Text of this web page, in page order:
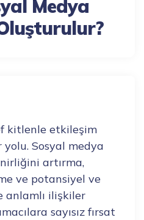
Medya
kitlenle etkileşim
Sosyal medya
artırma,
ve potansiyel ve
anlamlı ilişkiler
sayısız fırsat